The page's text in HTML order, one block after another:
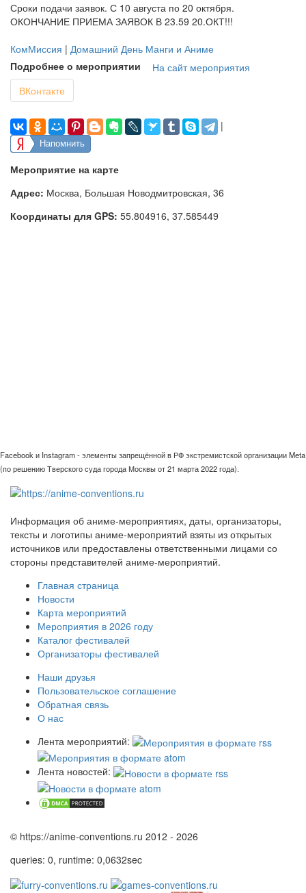
Сроки подачи заявок. С 10 августа по 20 октября.
ОКОНЧАНИЕ ПРИЕМА ЗАЯВОК В 23.59 20.ОКТ!!!
КомМиссия | Домашний День Манги и Аниме
Подробнее о мероприятии
На сайт мероприятия
ВКонтакте
|
Напомнить
Мероприятие на карте
Адрес: Москва, Большая Новодмитровская, 36
Координаты для GPS: 55.804916, 37.585449
Facebook и Instagram - элементы запрещённой в РФ экстремистской организации Meta
(по решению Тверского суда города Москвы от 21 марта 2022 года).
Информация об аниме-мероприятиях, даты, организаторы,
тексты и логотипы аниме-мероприятий взяты из открытых
источников или предоставлены ответственными лицами со
стороны представителей аниме-мероприятий.
Главная страница
Новости
Карта мероприятий
Мероприятия в 2026 году
Каталог фестивалей
Организаторы фестивалей
Наши друзья
Пользовательское соглашение
Обратная связь
О нас
Лента мероприятий:
Лента новостей:
© https://anime-conventions.ru 2012 - 2026
queries: 0, runtime: 0,0632sec